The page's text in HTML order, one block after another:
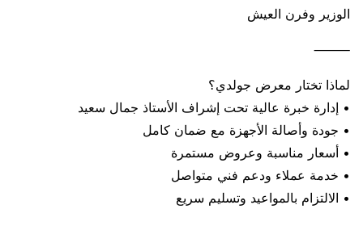
الوزير وفرن العيش
⸻
لماذا تختار معرض جولدي؟
• إدارة خبرة عالية تحت إشراف الأستاذ جمال سعيد
• جودة وأصالة الأجهزة مع ضمان كامل
• أسعار مناسبة وعروض مستمرة
• خدمة عملاء ودعم فني متواصل
• الالتزام بالمواعيد وتسليم سريع